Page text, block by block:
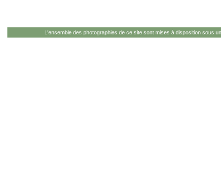
L'ensemble des photographies de ce site sont mises à disposition sous